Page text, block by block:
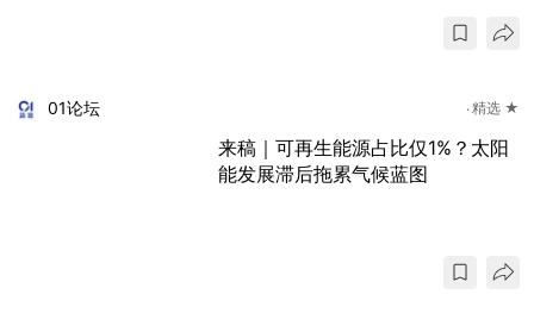
01论坛 精选 ★
来稿｜可再生能源占比仅1%？太阳
能发展滞后拖累气候蓝图